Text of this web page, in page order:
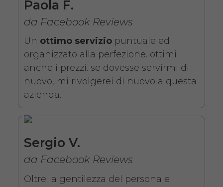
Paola F.
da Facebook Reviews
Un ottimo servizio puntuale ed
organizzato alla perfezione. ottimi
anche i prezzi. se dovesse servirmi di
nuovo, mi rivolgerei di nuovo a questa
azienda.
Sergio V.
da Facebook Reviews
Oltre la gentilezza del personale